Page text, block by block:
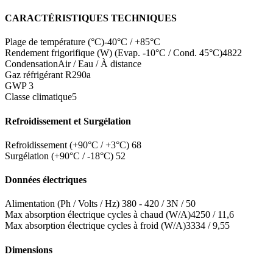
CARACTÉRISTIQUES TECHNIQUES
Plage de température (°C)-40°C / +85°C
Rendement frigorifique (W) (Evap. -10°C / Cond. 45°C)4822
CondensationAir / Eau / À distance
Gaz réfrigérant R290a
GWP3
Classe climatique5
Refroidissement et Surgélation
Refroidissement (+90°C / +3°C) 68
Surgélation (+90°C / -18°C) 52
Données électriques
Alimentation (Ph / Volts / Hz) 380 - 420 / 3N / 50
Max absorption électrique cycles à chaud (W/A)4250 / 11,6
Max absorption électrique cycles à froid (W/A)3334 / 9,55
Dimensions